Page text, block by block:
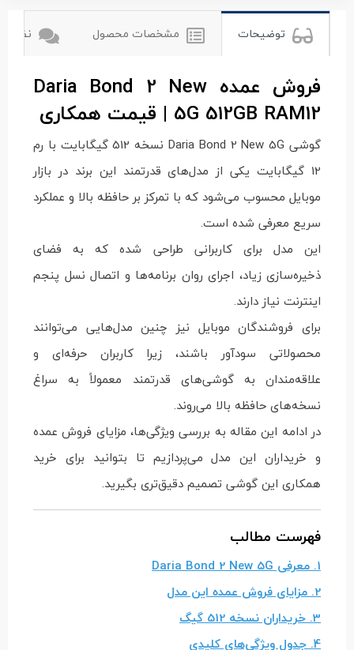
توضیحات مشخصات محصول نظرات
فروش عمده Daria Bond 2 New
5G 512GB RAM12 | قیمت همکاری
گوشی Daria Bond 2 New 5G نسخه 512 گیگابایت با رم
12 گیگابایت یکی از مدل‌های قدرتمند این برند در بازار
موبایل محسوب می‌شود که با تمرکز بر حافظه بالا و عملکرد
سریع معرفی شده است.
این مدل برای کاربرانی طراحی شده که به فضای
ذخیره‌سازی زیاد، اجرای روان برنامه‌ها و اتصال نسل پنجم
اینترنت نیاز دارند.
برای فروشندگان موبایل نیز چنین مدل‌هایی می‌توانند
محصولاتی سودآور باشند، زیرا کاربران حرفه‌ای و
علاقه‌مندان به گوشی‌های قدرتمند معمولاً به سراغ
نسخه‌های حافظه بالا می‌روند.
در ادامه این مقاله به بررسی ویژگی‌ها، مزایای فروش عمده
و خریداران این مدل می‌پردازیم تا بتوانید برای خرید
همکاری این گوشی تصمیم دقیق‌تری بگیرید.
فهرست مطالب
1. معرفی Daria Bond 2 New 5G
2. مزایای فروش عمده این مدل
3. خریداران نسخه 512 گیگ
4. جدول ویژگی‌های کلیدی